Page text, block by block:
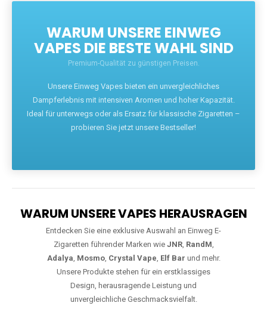
WARUM UNSERE EINWEG
VAPES DIE BESTE WAHL SIND
Premium-Qualität zu günstigen Preisen.
Unsere Einweg Vapes bieten ein unvergleichliches
Dampferlebnis mit intensiven Aromen und hoher Kapazität.
Ideal für unterwegs oder als Ersatz für klassische Zigaretten –
probieren Sie jetzt unsere Bestseller!
WARUM UNSERE VAPES HERAUSRAGEN
Entdecken Sie eine exklusive Auswahl an Einweg E-
Zigaretten führender Marken wie JNR, RandM,
Adalya, Mosmo, Crystal Vape, Elf Bar und mehr.
Unsere Produkte stehen für ein erstklassiges
Design, herausragende Leistung und
unvergleichliche Geschmacksvielfalt.